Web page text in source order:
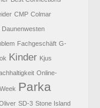
CMP Colmar
Daunenwesten
Fachgeschäft G-
Kinder Kjus
Online-
Parka
SD-3 Stone Island